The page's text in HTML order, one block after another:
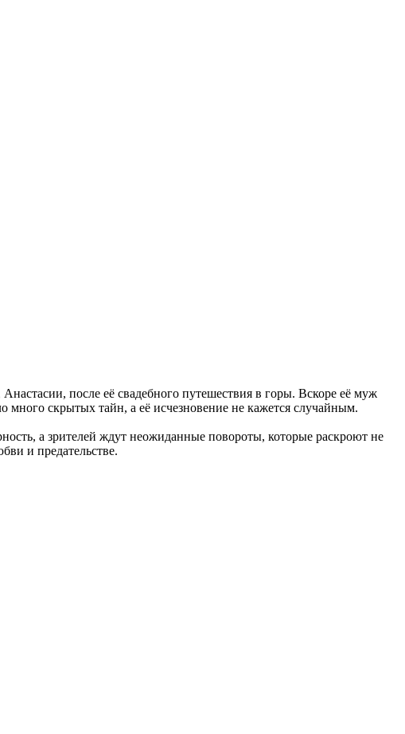
после её свадебного путешествия в горы. Вскоре её муж
скрытых тайн, а её исчезновение не кажется случайным.
а зрителей ждут неожиданные повороты, которые раскроют не
и предательстве.